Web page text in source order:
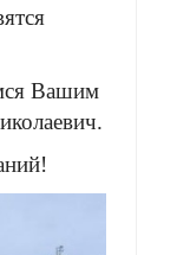
Вашим